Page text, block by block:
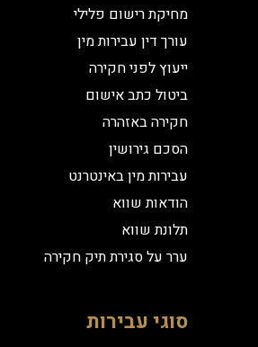
מחיקת רישום פלילי
עורך דין עבירות מין
ייעוץ לפני חקירה
ביטול כתב אישום
חקירה באזהרה
הסכם גירושין
עבירות מין באינטרנט
הודאות שווא
תלונת שווא
ערר על סגירת תיק חקירה
סוגי עבירות